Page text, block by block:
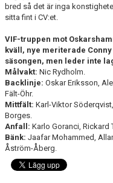
KONTAKT / BOKNING
bred så det är inga
sitta fint i CV:et.
VIF-truppen mot
kväll, nye meriterade
säsongen, men leder inte
Målvakt: Nic Rydholm.
Backlinje: Oskar Eriksson,
Fält-Öhr.
Mittfält: Karl-Viktor
Borges.
Anfall: Karlo Goranci, Rickard
Bänk: Jaafar Mohammed,
Åström-Åberg.